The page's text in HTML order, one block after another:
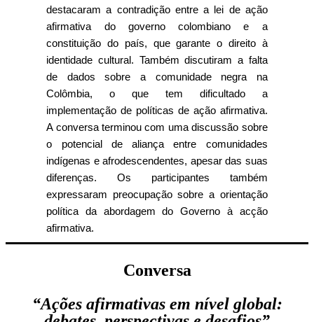
destacaram a contradição entre a lei de ação
afirmativa do governo colombiano e a
constituição do país, que garante o direito à
identidade cultural. Também discutiram a falta
de dados sobre a comunidade negra na
Colômbia, o que tem dificultado a
implementação de políticas de ação afirmativa.
A conversa terminou com uma discussão sobre
o potencial de aliança entre comunidades
indígenas e afrodescendentes, apesar das suas
diferenças. Os participantes também
expressaram preocupação sobre a orientação
política da abordagem do Governo à acção
afirmativa.
Conversa
“Ações afirmativas em nível global: